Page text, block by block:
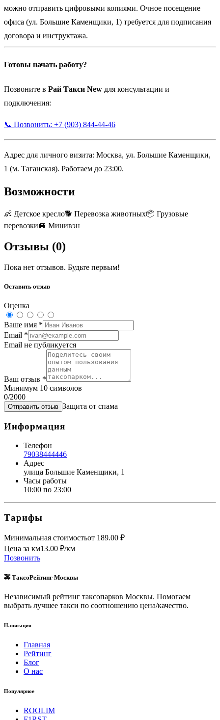
можно отправить цифровыми копиями. Очное посещение
офиса (ул. Большие Каменщики, 1) требуется для подписания
договора и инструктажа.
Готовы начать работу?
Позвоните в Рай Такси New для консультации и
подключения:
📞 Позвонить: +7 (903) 844-44-46
Адрес для личного визита: Москва, ул. Большие Каменщики,
1 (м. Таганская). Работаем до 23:00.
Возможности
👶 Детское кресло🐕 Перевозка животных📦 Грузовые
перевозки🚐 Минивэн
Отзывы (0)
Пока нет отзывов. Будьте первым!
Оставить отзыв
Оценка
Ваше имя *
Email *
Email не публикуется
Ваш отзыв *
Минимум 10 символов
0/2000
Отправить отзыв Защита от спама
Информация
Телефон
79038444446
Адрес
улица Большие Каменщики, 1
Часы работы
10:00 по 23:00
Тарифы
Минимальная стоимостьот 189.00 ₽
Цена за км13.00 ₽/км
Позвонить
🚕 ТаксоРейтинг Москвы
Независимый рейтинг таксопарков Москвы. Помогаем
выбрать лучшее такси по соотношению цена/качество.
Навигация
Главная
Рейтинг
Блог
О нас
Популярное
ROOLIM